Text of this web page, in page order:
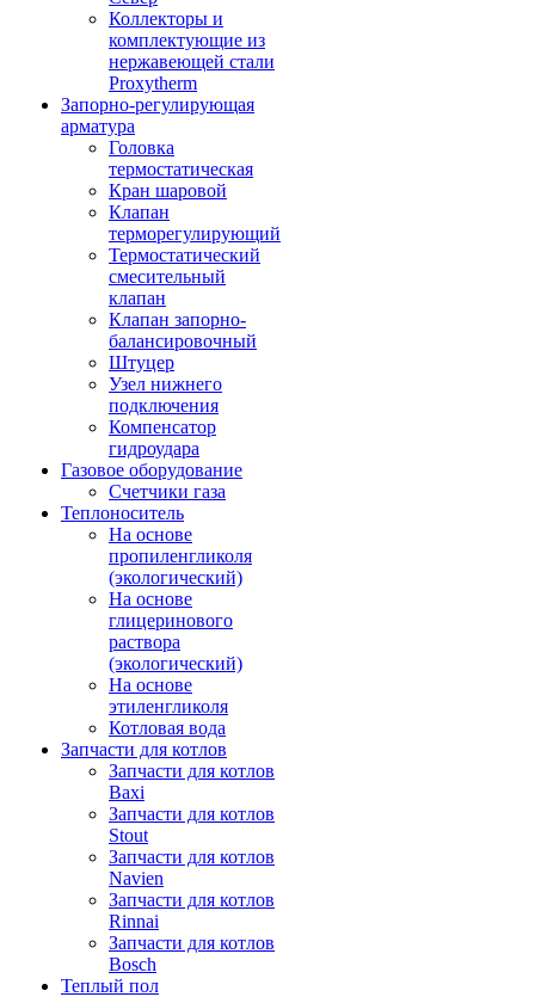
Коллекторы и
комплектующие из
нержавеющей стали
Proxytherm
Запорно-регулирующая
арматура
Головка
термостатическая
Кран шаровой
Клапан
терморегулирующий
Термостатический
смесительный
клапан
Клапан запорно-
балансировочный
Штуцер
Узел нижнего
подключения
Компенсатор
гидроудара
Газовое оборудование
Счетчики газа
Теплоноситель
На основе
пропиленгликоля
(экологический)
На основе
глицеринового
раствора
(экологический)
На основе
этиленгликоля
Котловая вода
Запчасти для котлов
Запчасти для котлов
Baxi
Запчасти для котлов
Stout
Запчасти для котлов
Navien
Запчасти для котлов
Rinnai
Запчасти для котлов
Bosch
Теплый пол